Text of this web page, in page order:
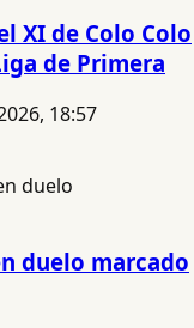
XI de Colo Colo
de Primera
18:57
duelo marcado